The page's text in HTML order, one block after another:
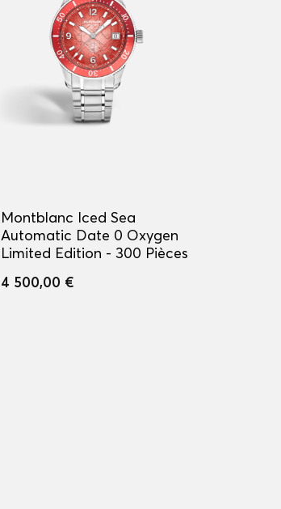
Montblanc Iced Sea
Automatic Date 0 Oxygen
Limited Edition - 300 Pièces
4 500,00 €